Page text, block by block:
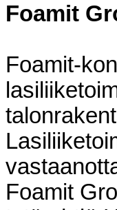
Foamit
Foamit-
Foamit